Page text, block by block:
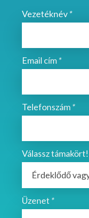
Vezetéknév*
Email cím*
Telefonszám*
Válassz támakört!
Üzenet *